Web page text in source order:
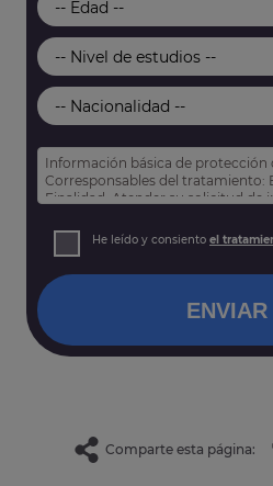
Información básica de protección
Corresponsables del tratamiento:
Finalidad: Atender su solicitud de
Derechos: Puede acceder,
así como otros derechos tal y
He leído y consiento el
ENVIAR
Comparte esta página: